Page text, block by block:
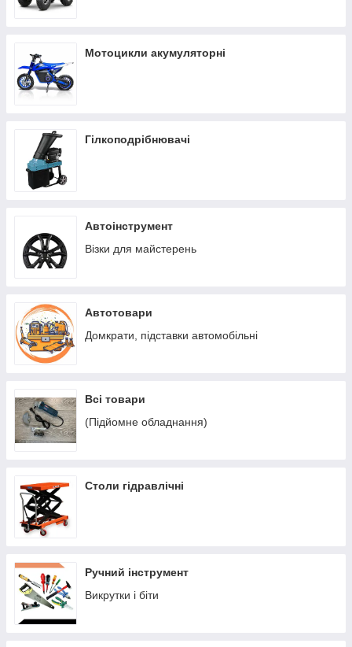
Мотоцикли акумуляторні
Гілкоподрібнювачі
Автоінструмент
Візки для майстерень
Автотовари
Домкрати, підставки автомобільні
Всі товари
(Підйомне обладнання)
Столи гідравлічні
Ручний інструмент
Викрутки і біти